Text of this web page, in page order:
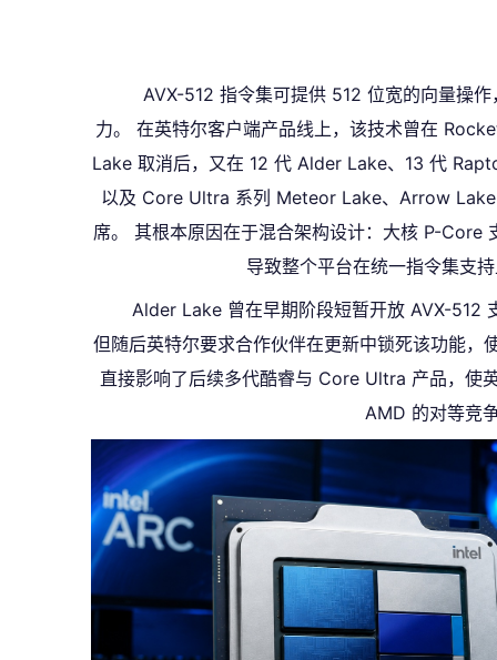
AVX-512 指令集可提供 512 位宽的向量操
力。 在英特尔客户端产品线上，该技术曾在
Lake 取消后，又在 12 代 Alder Lake、13 代
以及 Core Ultra 系列 Meteor Lake、Arrow
席。 其根本原因在于混合架构设计：大核 P-Core
导致整个平台在统一指令集支
Alder Lake 曾在早期阶段短暂开放 AVX-512
但随后英特尔要求合作伙伴在更新中锁死该功能，
直接影响了后续多代酷睿与 Core Ultra 产品，使
AMD 的对等竞